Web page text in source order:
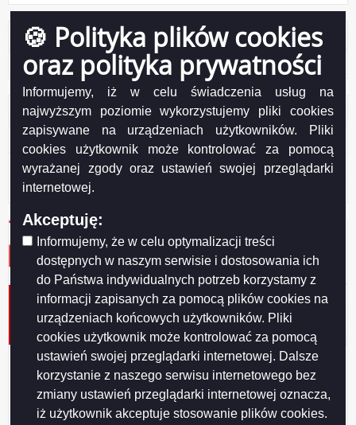
🍪 Polityka plików cookies
oraz polityka prywatności
Informujemy, iż w celu świadczenia usług na
najwyższym poziomie wykorzystujemy pliki cookies
zapisywane na urządzeniach użytkowników. Pliki
cookies użytkownik może kontrolować za pomocą
wyrażanej zgody oraz ustawień swojej przeglądarki
internetowej.
Akceptuję:
Informujemy, że w celu optymalizacji treści
dostępnych w naszym serwisie i dostosowania ich
do Państwa indywidualnych potrzeb korzystamy z
informacji zapisanych za pomocą plików cookies na
urządzeniach końcowych użytkowników. Pliki
cookies użytkownik może kontrolować za pomocą
ustawień swojej przeglądarki internetowej. Dalsze
korzystanie z naszego serwisu internetowego bez
zmiany ustawień przeglądarki internetowej oznacza,
iż użytkownik akceptuje stosowanie plików cookies.
Administracja
Zaloguj się
Otwarte dane
XML
JSON
CSV
Udzielenie zwolnienia od podatku od nieruchomości
stanowiącego regionalną pomoc inwestycyjną na
inwestycję początkową
Zwalnia się od podatku od nieruchomości w formie regionalnej pomocy
inwestycyjnej na warunkach określonych w niniejszej uchwale oraz w
rozporządzeniu Rady Ministrów z dnia 9 stycznia 2015 r. w sprawie
warunków udzielania zwolnień z podatku od nieruchomości oraz podatku
od środków transportowych, stanowiących regionalną pomoc